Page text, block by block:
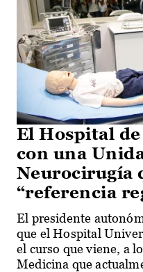
El Hospital
con una
Neurocirugía
“referencia
El presidente
que el Hospital
el curso que viene, a
Medicina que